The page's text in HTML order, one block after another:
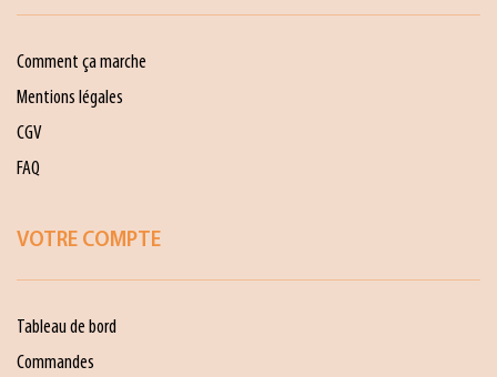
Comment ça marche
Mentions légales
CGV
FAQ
VOTRE COMPTE
Tableau de bord
Commandes